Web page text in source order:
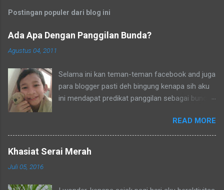
Postingan populer dari blog ini
Ada Apa Dengan Panggilan Bunda?
Agustus 04, 2011
Selama ini kan teman-teman facebook and juga
para blogger pasti deh bingung kenapa sih aku
ini mendapat predikat panggilan sebagai bunda.
baku bunda kan artinya ibu. Lho? Koq? Aku
dipanggil ibu oleh semua yang kenal aku,
termasuk tetangga-tetangga dilingkungkungan
READ MORE
Khasiat Serai Merah
Juli 05, 2016